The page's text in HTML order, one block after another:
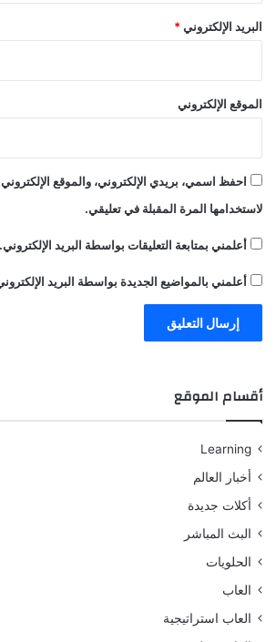
البريد الإلكتروني *
الموقع الإلكتروني
احفظ اسمي، بريدي الإلكتروني، والموقع
لاستخدامها المرة المقبلة في تعليقي.
أعلمني بمتابعة التعليقات بواسطة البريد الإلكتروني.
أعلمني بالمواضيع الجديدة بواسطة البريد
أقسام الموقع
Learning
أخبار العالم
أكلات جديدة
البث المباشر
الحلويات
العاب
العاب استراتيجية